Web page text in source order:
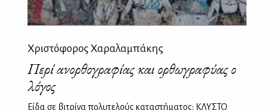
Χριστόφορος Χαραλαμπάκης
Περί ανορθογραφίας και ορθωγραφύας ο
λόγος
Είδα σε βιτρίνα πολυτελούς καταστήματος: ΚΛΥΣΤΟ